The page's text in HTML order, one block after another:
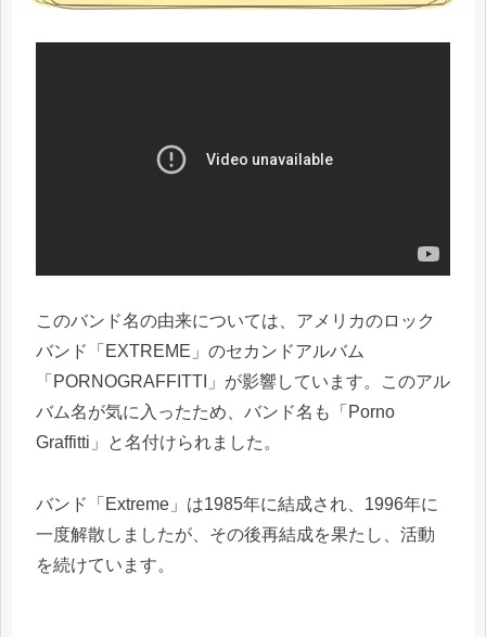
このバンド名の由来については、アメリカのロック
バンド「EXTREME」のセカンドアルバム
「PORNOGRAFFITTI」が影響しています。このアル
バム名が気に入ったため、バンド名も「Porno
Graffitti」と名付けられました。
バンド「Extreme」は1985年に結成され、1996年に
一度解散しましたが、その後再結成を果たし、活動
を続けています。